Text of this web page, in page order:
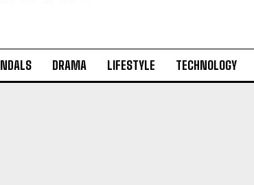
DRAMA LIFESTYLE TECHNOLOGY